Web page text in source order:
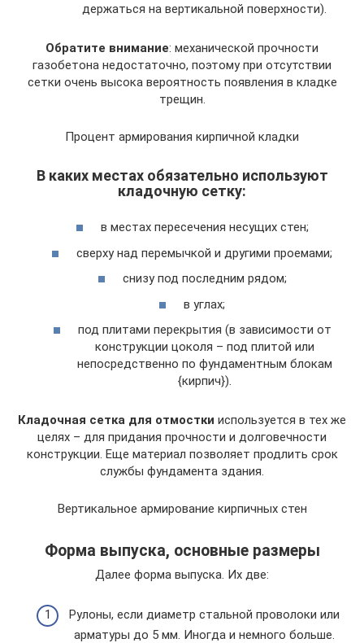
держаться на вертикальной поверхности).
Обратите внимание: механической прочности
газобетона недостаточно, поэтому при отсутствии
сетки очень высока вероятность появления в кладке
трещин.
Процент армирования кирпичной кладки
В каких местах обязательно используют
кладочную сетку:
в местах пересечения несущих стен;
сверху над перемычкой и другими проемами;
снизу под последним рядом;
в углах;
под плитами перекрытия (в зависимости от
конструкции цоколя – под плитой или
непосредственно по фундаментным блокам
{кирпич}).
Кладочная сетка для отмостки используется в тех же
целях – для придания прочности и долговечности
конструкции. Еще материал позволяет продлить срок
службы фундамента здания.
Вертикальное армирование кирпичных стен
Форма выпуска, основные размеры
Далее форма выпуска. Их две:
Рулоны, если диаметр стальной проволоки или
арматуры до 5 мм. Иногда и немного больше.